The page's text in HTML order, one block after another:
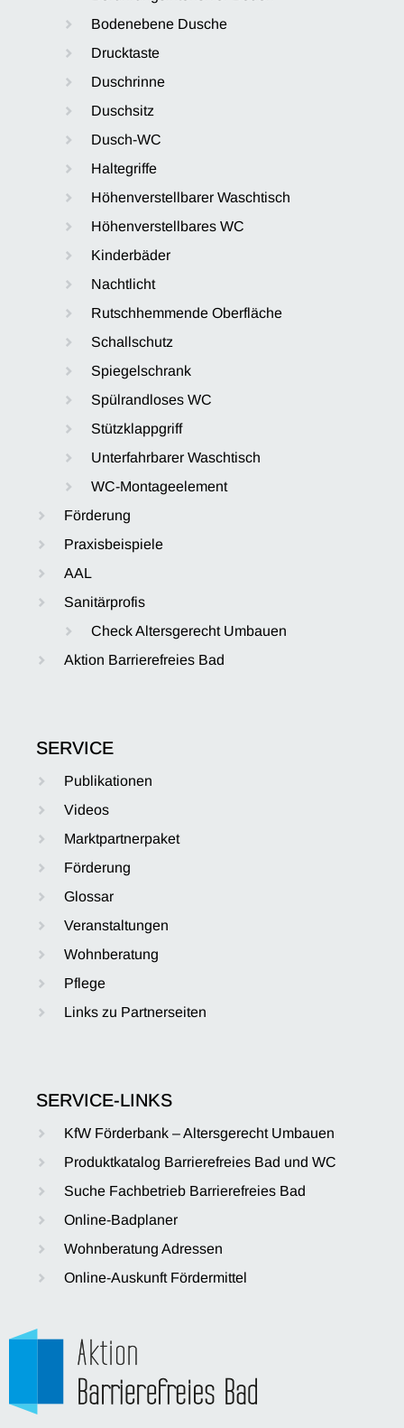
Bodenebene Dusche
Drucktaste
Duschrinne
Duschsitz
Dusch-WC
Haltegriffe
Höhenverstellbarer Waschtisch
Höhenverstellbares WC
Kinderbäder
Nachtlicht
Rutschhemmende Oberfläche
Schallschutz
Spiegelschrank
Spülrandloses WC
Stützklappgriff
Unterfahrbarer Waschtisch
WC-Montageelement
Förderung
Praxisbeispiele
AAL
Sanitärprofis
Check Altersgerecht Umbauen
Aktion Barrierefreies Bad
SERVICE
Publikationen
Videos
Marktpartnerpaket
Förderung
Glossar
Veranstaltungen
Wohnberatung
Pflege
Links zu Partnerseiten
SERVICE-LINKS
KfW Förderbank – Altersgerecht Umbauen
Produktkatalog Barrierefreies Bad und WC
Suche Fachbetrieb Barrierefreies Bad
Online-Badplaner
Wohnberatung Adressen
Online-Auskunft Fördermittel